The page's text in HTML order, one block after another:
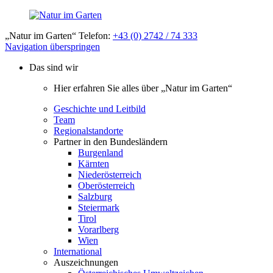
„Natur im Garten“ Telefon: +43 (0) 2742 / 74 333
Navigation überspringen
Das sind wir
Hier erfahren Sie alles über „Natur im Garten“
Geschichte und Leitbild
Team
Regionalstandorte
Partner in den Bundesländern
Burgenland
Kärnten
Niederösterreich
Oberösterreich
Salzburg
Steiermark
Tirol
Vorarlberg
Wien
International
Auszeichnungen